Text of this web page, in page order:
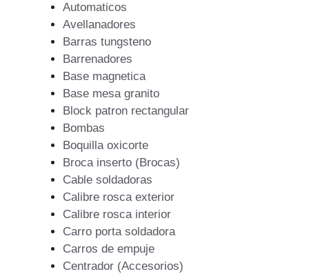
Automaticos
Avellanadores
Barras tungsteno
Barrenadores
Base magnetica
Base mesa granito
Block patron rectangular
Bombas
Boquilla oxicorte
Broca inserto (Brocas)
Cable soldadoras
Calibre rosca exterior
Calibre rosca interior
Carro porta soldadora
Carros de empuje
Centrador (Accesorios)